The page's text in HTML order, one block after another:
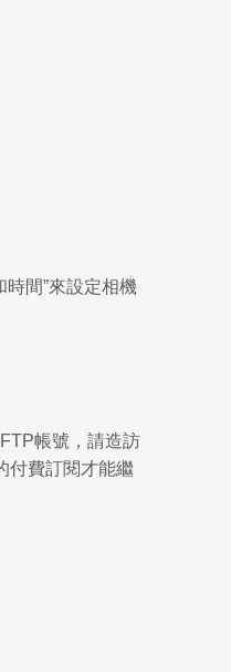
間”來設定相機
帳號，請造訪
付費訂閱才能繼